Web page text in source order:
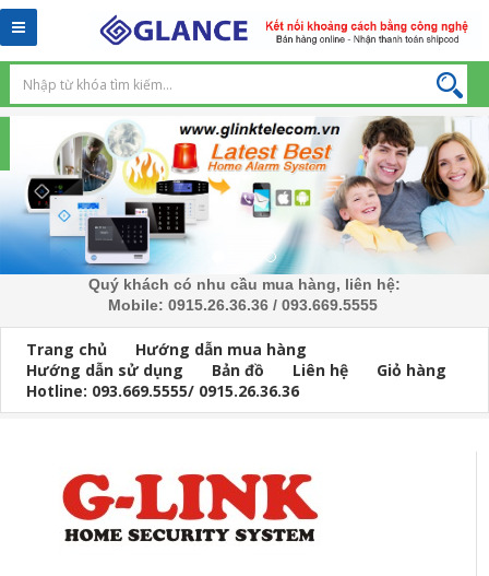
Toggle
navigation
Quý khách có nhu cầu mua hàng, liên hệ:
Mobile: 0915.26.36.36 / 093.669.5555
Trang chủ
Hướng dẫn mua hàng
Hướng dẫn sử dụng
Bản đồ Liên hệ
Giỏ hàng
Hotline: 093.669.5555/ 0915.26.36.36